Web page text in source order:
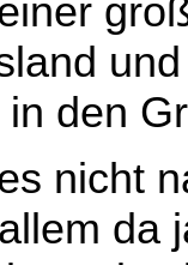
den
nicht
da